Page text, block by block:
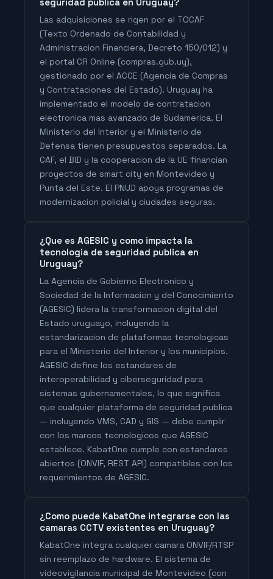
Las adquisiciones se rigen por el TOCAF
(Texto Ordenado de Contabilidad y
Administracion Financiera, Decreto 150/012) y
el portal CR Online (compras.gub.uy),
gestionado por el ACCE (Agencia de Compras
y Contrataciones del Estado). Uruguay ha
implementado el modelo de contratacion
electronica mas avanzado de Sudamerica. El
Ministerio del Interior y el Ministerio de
Defensa tienen presupuestos separados. La
CAF, el BID y la cooperacion de la UE financian
proyectos de smart city en Montevideo y
Punta del Este. El PNUD apoya programas de
modernizacion policial y ciudades seguras.
¿Que es AGESIC y como impacta la
tecnologia de seguridad publica en
Uruguay?
La Agencia de Gobierno Electronico y
Sociedad de la Informacion y del Conocimiento
(AGESIC) lidera la transformacion digital del
Estado uruguayo, incluyendo la
estandarizacion de plataformas tecnologicas
para el Ministerio del Interior y los municipios.
AGESIC define los estandares de
interoperabilidad y ciberseguridad para
sistemas gubernamentales, lo que significa
que cualquier plataforma de seguridad publica
— incluyendo VMS, CAD y GIS — debe cumplir
con los marcos tecnologicos que AGESIC
establece. KabatOne cumple con estandares
abiertos (ONVIF, REST API) compatibles con los
requerimientos de AGESIC.
¿Como puede KabatOne integrarse con las
camaras CCTV existentes en Uruguay?
KabatOne integra cualquier camara ONVIF/RTSP
sin reemplazo de hardware. El sistema de
videovigilancia municipal de Montevideo (con